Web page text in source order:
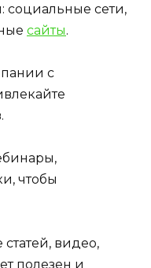
социальные сети,
сайты.
с
чтобы
видео,
полезен и